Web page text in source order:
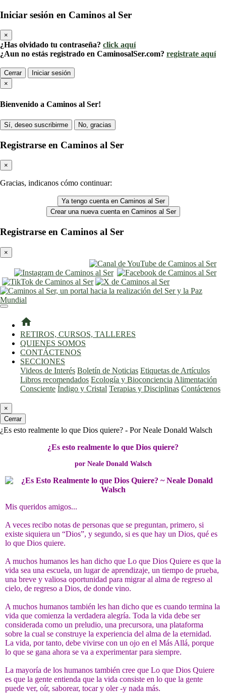
Iniciar sesión en Caminos al Ser
×
¿Has olvidado tu contraseña? click aquí
¿Aun no estás registrado en CaminosalSer.com? registrate aquí
Cerrar
Iniciar sesión
×
Bienvenido a Caminos al Ser!
Sí, deseo suscribirme No, gracias
Registrarse en Caminos al Ser
×
Gracias, indicanos cómo continuar:
Ya tengo cuenta en Caminos al Ser
Crear una nueva cuenta en Caminos al Ser
Registrarse en Caminos al Ser
×
home
RETIROS, CURSOS, TALLERES
QUIENES SOMOS
CONTÁCTENOS
SECCIONES
Videos de Interés Boletín de Noticias Etiquetas de Artículos
Libros recomendados Ecología y Bioconciencia Alimentación
Consciente Índigo y Cristal Terapias y Disciplinas Contáctenos
×
Cerrar
¿Es esto realmente lo que Dios quiere? - Por Neale Donald Walsch
¿Es esto realmente lo que Dios quiere?
por Neale Donald Walsch
Mis queridos amigos...
A veces recibo notas de personas que se preguntan, primero, si
existe siquiera un “Dios”, y segundo, si es que hay un Dios, qué es
lo que Dios quiere.
A muchos humanos les han dicho que Lo que Dios Quiere es que la
vida sea una escuela, un lugar de aprendizaje, un tiempo de prueba,
una breve y valiosa oportunidad para migrar al alma de regreso al
cielo, de regreso a Dios, de donde vino.
A muchos humanos también les han dicho que es cuando termina la
vida que comienza la verdadera alegría. Toda la vida debe ser
considerada como un preludio, una precursora, una plataforma
sobre la cual se construye la experiencia del alma de la eternidad.
La vida, por tanto, debe vivirse con un ojo en el Más Allá, porque
lo que se gana ahora se va a experimentar para siempre.
La mayoría de los humanos también cree que Lo que Dios Quiere
es que la gente entienda que la vida consiste en lo que la gente
puede ver, oír, saborear, tocar y oler -y nada más.